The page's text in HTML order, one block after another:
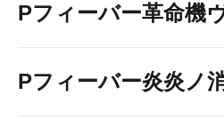
Pフィーバー革命機
Pフィーバー炎炎ノ